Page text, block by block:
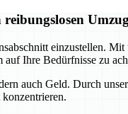
reibungslosen
einzustellen.
auf Ihre Bedürfnisse zu
auch Geld. Durch